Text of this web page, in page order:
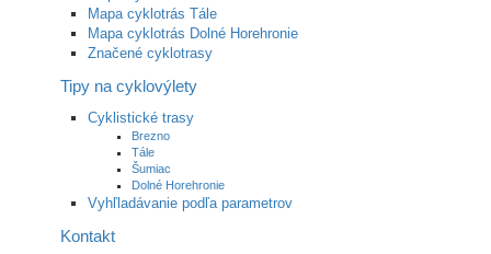
Mapa cyklotrás Tále
Mapa cyklotrás Dolné Horehronie
Značené cyklotrasy
Tipy na cyklovýlety
Cyklistické trasy
Brezno
Tále
Šumiac
Dolné Horehronie
Vyhľladávanie podľa parametrov
Kontakt